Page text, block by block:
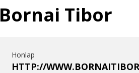
Bornai Tibor
Honlap
HTTP://